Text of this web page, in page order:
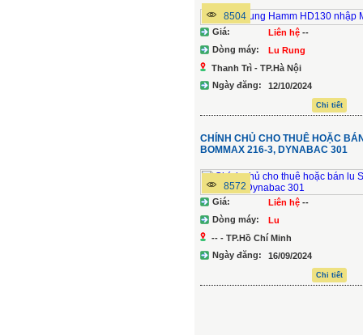
8504
Giá: Liên hệ --
Dòng máy:
Lu Rung
Thanh Trì - TP.Hà Nội
Ngày đăng:
12/10/2024
Chi tiết
CHÍNH CHỦ CHO THUÊ HOẶC
BOMMAX 216-3, DYNABAC 301
8572
Giá: Liên hệ --
Dòng máy:
Lu
-- - TP.Hồ Chí Minh
Ngày đăng:
16/09/2024
Chi tiết